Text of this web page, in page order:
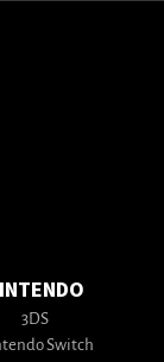
3DS
Switch